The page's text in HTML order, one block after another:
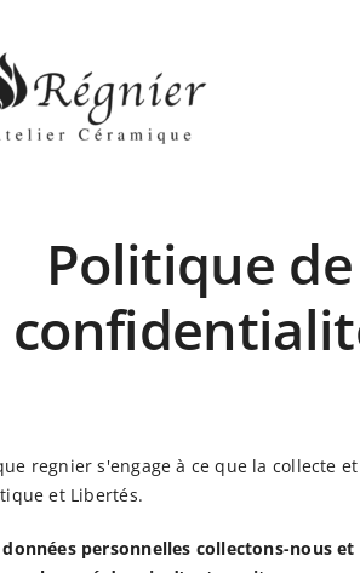
Politique de
regnier s'engage à ce que la collecte
et Libertés.
données personnelles collectons-nous